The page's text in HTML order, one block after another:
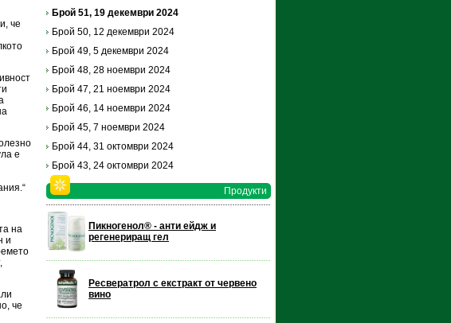
че
е
на
и
че
Брой 51, 19 декември 2024
Брой 50, 12 декември 2024
Брой 49, 5 декември 2024
Брой 48, 28 ноември 2024
Брой 47, 21 ноември 2024
Брой 46, 14 ноември 2024
Брой 45, 7 ноември 2024
Брой 44, 31 октомври 2024
Брой 43, 24 октомври 2024
Продукти
Пикногенол® - анти ейдж и
регенериращ гел
Ресвератрол с екстракт от червено
вино